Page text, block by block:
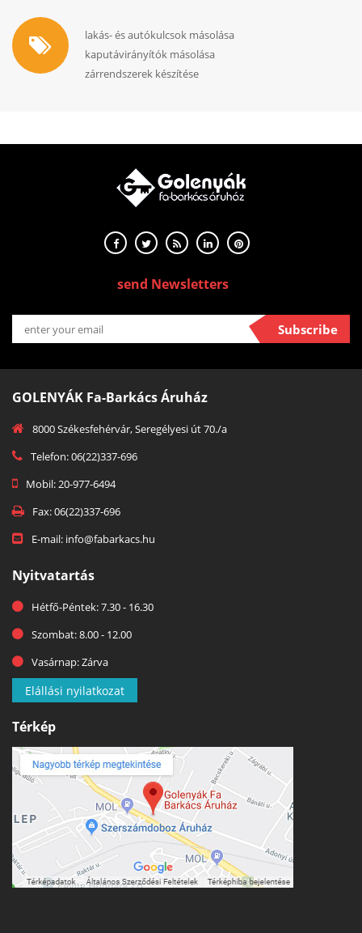
lakás- és autókulcsok másolása
kaputávirányítók másolása
zárrendszerek készítése
send Newsletters
Subscribe
GOLENYÁK Fa-Barkács Áruház
8000 Székesfehérvár, Seregélyesi út 70./a
Telefon: 06(22)337-696
Mobil: 20-977-6494
Fax: 06(22)337-696
E-mail: info@fabarkacs.hu
Nyitvatartás
Hétfő-Péntek: 7.30 - 16.30
Szombat: 8.00 - 12.00
Vasárnap: Zárva
Elállási nyilatkozat
Térkép